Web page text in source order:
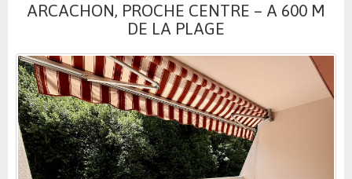
ARCACHON, PROCHE CENTRE – A 600 M
DE LA PLAGE